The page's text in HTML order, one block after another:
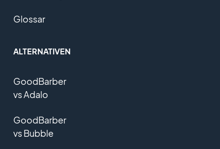
Glossar
ALTERNATIVEN
GoodBarber
vs Adalo
GoodBarber
vs Bubble